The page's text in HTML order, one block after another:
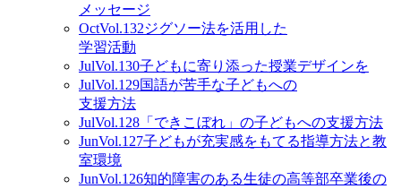
メッセージ
OctVol.132ジグソー法を活用した
学習活動
JulVol.130子どもに寄り添った授業デザインを
JulVol.129国語が苦手な子どもへの
支援方法
JulVol.128 「できこぼれ」の子どもへの支援方法
JunVol.127子どもが充実感をもてる指導方法と教
室環境
JunVol.126知的障害のある生徒の高等部卒業後の